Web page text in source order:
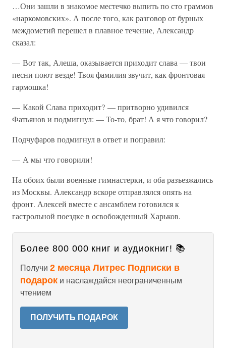
…Они зашли в знакомое местечко выпить по сто граммов
«наркомовских». А после того, как разговор от бурных
междометий перешел в плавное течение, Александр
сказал:
— Вот так, Алеша, оказывается приходит слава — твои
песни поют везде! Твоя фамилия звучит, как фронтовая
гармошка!
— Какой Слава приходит? — притворно удивился
Фатьянов и подмигнул: — То-то, брат! А я что говорил?
Подчуфаров подмигнул в ответ и поправил:
— А мы что говорили!
На обоих были военные гимнастерки, и оба разъезжались
из Москвы. Александр вскоре отправлялся опять на
фронт. Алексей вместе с ансамблем готовился к
гастрольной поездке в освобожденный Харьков.
Более 800 000 книг и аудиокниг! 📚
Получи 2 месяца Литрес Подписки в
подарок и наслаждайся неограниченным
чтением
ПОЛУЧИТЬ ПОДАРОК